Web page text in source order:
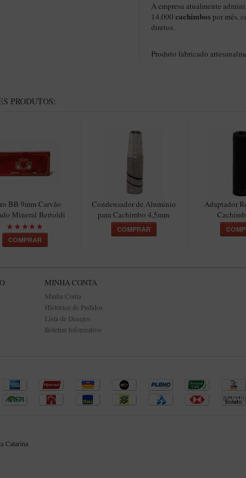
A empresa atualmente
14.000 cachimbos por mês,
diretos.
Produto fabricado
PRODUTOS:
BB 9mm Carvão
Mineral Bertoldi
COMPRAR
Condensador de Alumínio
para Cachimbo 4,5mm
COMPRAR
Adaptador
MINHA CONTA
Minha Conta
Histórico de Pedidos
Lista de Desejos
Boletim Informativo
Catarina